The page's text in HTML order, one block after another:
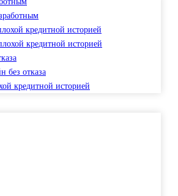
кредитной историей
кредитной историей
без отказа
кредитной историей